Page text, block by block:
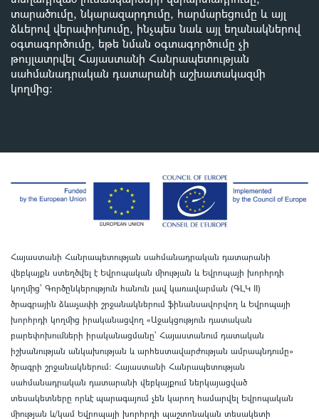
տարածումը, նկարազարդումը, հարմարեցումը և այլ
ձևերով վերափոխումը, ինչպես նաև այլ եղանակներով
օգտագործումը, եթե նման օգտագործումը չի
թույլատրվել Հայաստանի Հանրապետության
սահմանադրական դատարանի աշխատակազմի
կողմից:
Հայաստանի Հանրապետության սահմանադրական դատարանի
վեբկայքն ստեղծվել է Եվրոպական միության և Եվրոպայի խորհրդի
կողմից՝ Գործընկերություն հանուն լավ կառավարման (ԳԼԿ II)
ծրագրային ձևաչափի շրջանակներում ֆինանսավորվող և Եվրոպայի
խորհրդի կողմից իրականացվող «Աջակցություն դատական
բարեփոխումների իրականացմանը` Հայաստանում դատական
իշխանության անկախության և արհեստավարժության ամրապնդումը»
ծրագրի շրջանակներում: Հայաստանի Հանրապետության
սահմանադրական դատարանի վեբկայքում ներկայացված
տեսակետները որևէ պարագայում չեն կարող համարվել Եվրոպական
միության և/կամ Եվրոպայի խորհրդի պաշտոնական տեսակետի